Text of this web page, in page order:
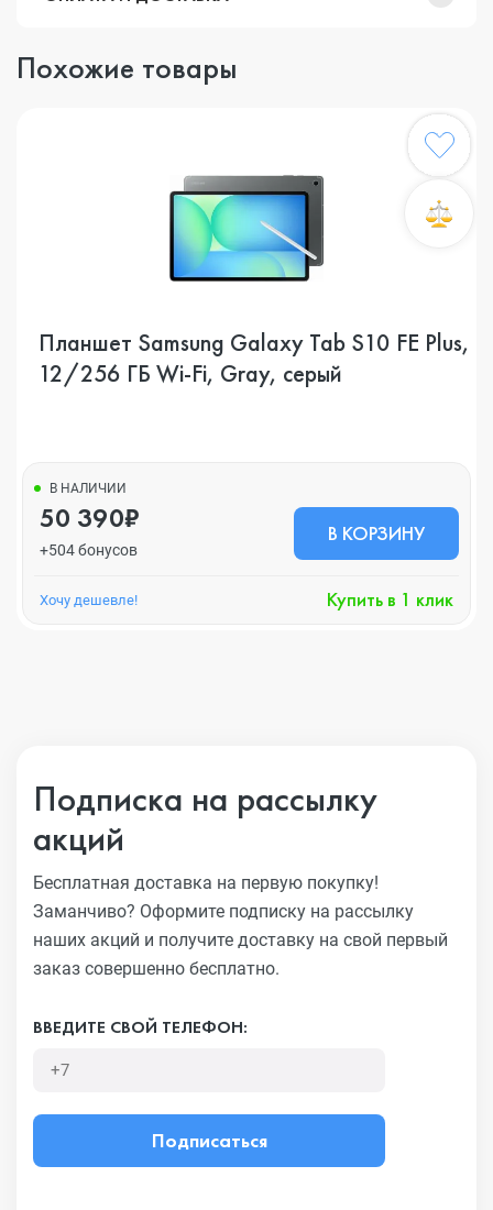
Похожие товары
Планшет Samsung Galaxy Tab S10 FE Plus,
12/256 ГБ Wi-Fi, Gray, серый
В НАЛИЧИИ
50 390₽
+504 бонусов
В КОРЗИНУ
Хочу дешевле! Купить в 1 клик
Подписка на рассылку
акций
Бесплатная доставка на первую покупку!
Заманчиво? Оформите подписку на рассылку
наших акций и получите доставку на свой первый
заказ совершенно бесплатно.
ВВЕДИТЕ СВОЙ ТЕЛЕФОН:
Подписаться